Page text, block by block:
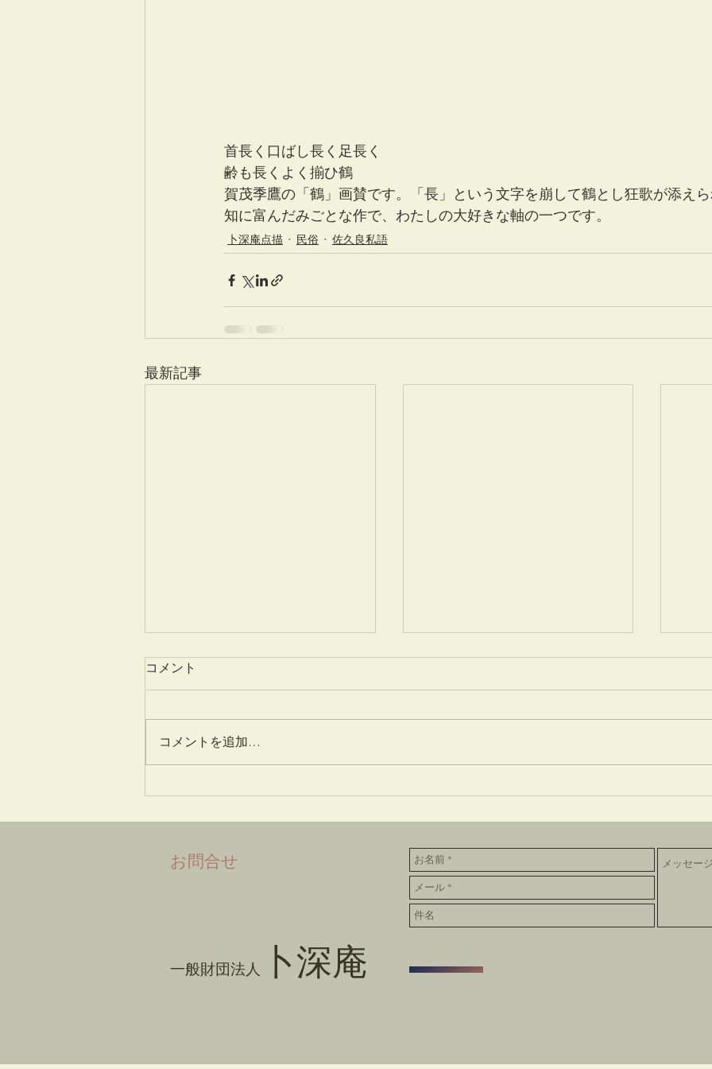
首長く口ばし長く足長く
齢も長くよく揃ひ鶴
賀茂季鷹の「鶴」画賛です。「長」という文字を崩して鶴とし狂歌が添え
知に富んだみごとな作で、わたしの大好きな軸の一つです。
卜深庵点描 民俗 佐久良私語
最新記事
姫百合 一味神水 竹蒔
コメント
コメントを追加…
​お問合せ
一般財団法人 卜深庵